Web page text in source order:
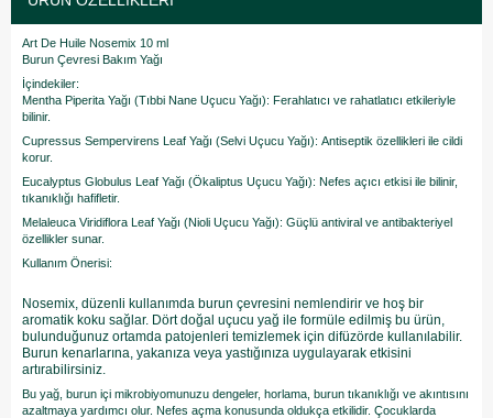
Art De Huile Nosemix 10 ml
Burun Çevresi Bakım Yağı
İçindekiler:
Mentha Piperita Yağı (Tıbbi Nane Uçucu Yağı): Ferahlatıcı ve rahatlatıcı etkileriyle
bilinir.
Cupressus Sempervirens Leaf Yağı (Selvi Uçucu Yağı): Antiseptik özellikleri ile cildi
korur.
Eucalyptus Globulus Leaf Yağı (Ökaliptus Uçucu Yağı): Nefes açıcı etkisi ile bilinir,
tıkanıklığı hafifletir.
Melaleuca Viridiflora Leaf Yağı (Nioli Uçucu Yağı): Güçlü antiviral ve antibakteriyel
özellikler sunar.
Kullanım Önerisi:
Nosemix, düzenli kullanımda burun çevresini nemlendirir ve hoş bir
aromatik koku sağlar. Dört doğal uçucu yağ ile formüle edilmiş bu ürün,
bulunduğunuz ortamda patojenleri temizlemek için difüzörde kullanılabilir.
Burun kenarlarına, yakanıza veya yastığınıza uygulayarak etkisini
artırabilirsiniz.
Bu yağ, burun içi mikrobiyomunuzu dengeler, horlama, burun tıkanıklığı ve akıntısını
azaltmaya yardımcı olur. Nefes açma konusunda oldukça etkilidir. Çocuklarda